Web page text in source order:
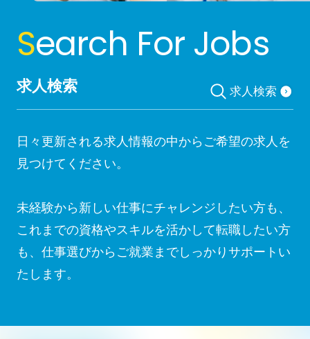
Search For Jobs
求人検索 求人検索
日々更新される求人情報の中からご希望の求人を
見つけてください。
未経験から新しい仕事にチャレンジしたい方も、
これまでの資格やスキルを活かして転職したい方
も、仕事選びからご就業までしっかりサポートい
たします。